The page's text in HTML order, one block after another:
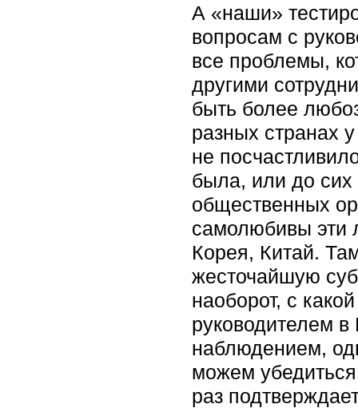
А «наши»
вопросам с
все проблемы,
другими
быть более
разных странах
не
была, или до сих
общественных
самолюбивы эти
Корея, Китай.
жесточайшую
наоборот, с
руководителем
наблюдением,
можем
раз